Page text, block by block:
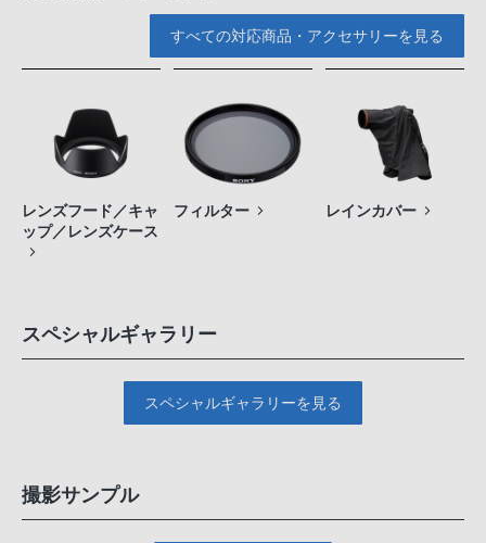
すべての対応商品・アクセサリーを見る
レンズフード／キャ
ップ／レンズケース
フィルター レインカバー
スペシャルギャラリー
スペシャルギャラリーを見る
撮影サンプル